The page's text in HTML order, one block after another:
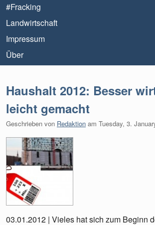
#Fracking
Landwirtschaft
Impressum
Über
Haushalt 2012: Besser
leicht gemacht
Geschrieben von Redaktion am Tuesday, 3.
03.01.2012 | Vieles hat sich zum Beginn